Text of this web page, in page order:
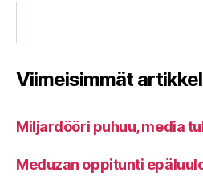
Viimeisimmät
Miljardööri puhuu, media
Meduzan oppitunti